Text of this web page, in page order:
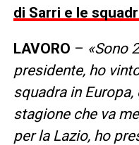
di Sarri e le
LAVORO – «Sono
presidente, ho
squadra in
stagione che va
per la Lazio, ho